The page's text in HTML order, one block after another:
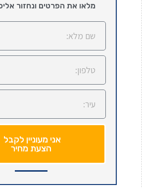
מלאו את הפרטים ונחזור
אני מעוניין לקבל
הצעת מחיר